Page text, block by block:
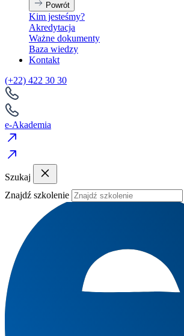
Powrót
Kim jesteśmy?
Akredytacja
Ważne dokumenty
Baza wiedzy
Kontakt
(+22) 422 30 30
e-Akademia
Szukaj
Znajdź szkolenie